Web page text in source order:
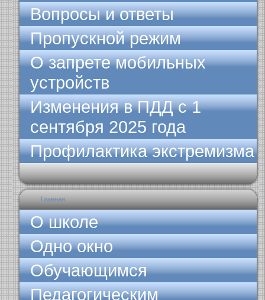
Вопросы и ответы
Пропускной режим
О запрете мобильных
устройств
Изменения в ПДД с 1
сентября 2025 года
Профилактика экстремизма
Главная
О школе
Одно окно
Обучающимся
Педагогическим